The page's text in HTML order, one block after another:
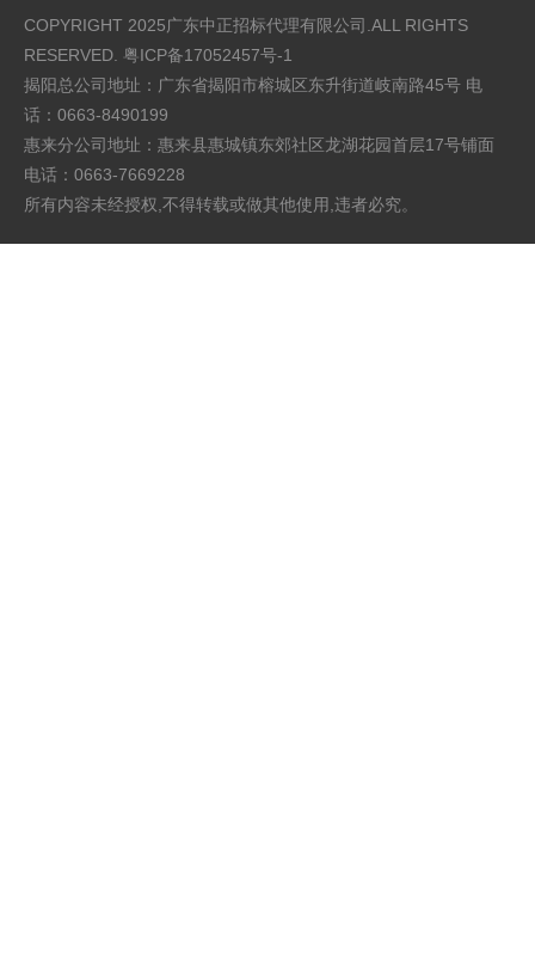
COPYRIGHT 2025广东中正招标代理有限公司.ALL RIGHTS
RESERVED. 粤ICP备17052457号-1
揭阳总公司地址：广东省揭阳市榕城区东升街道岐南路45号 电
话：0663-8490199
惠来分公司地址：惠来县惠城镇东郊社区龙湖花园首层17号铺面
电话：0663-7669228
所有内容未经授权,不得转载或做其他使用,违者必究。